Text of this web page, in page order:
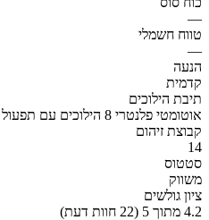
—
טווח חשמלי
—
הנעה
קדמית
תיבת הילוכים
אוטומטי פלנטרי 8 הילוכים עם תפעול אלקטרוני
קבוצת זיהום
14
סטטוס
משווק
ציון גולשים
4.2 מתוך 5 (22 חוות דעת)